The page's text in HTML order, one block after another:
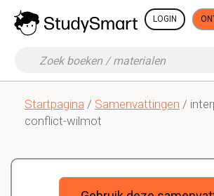
LOGIN
Startpagina / Samenvattingen /
conflict-wilmot